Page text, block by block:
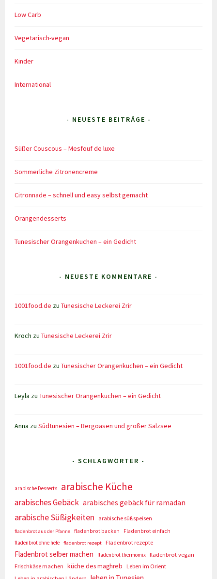
Low Carb
Vegetarisch-vegan
Kinder
International
- NEUESTE BEITRÄGE -
Süßer Couscous – Mesfouf de luxe
Sommerliche Zitronencreme
Citronnade – schnell und easy selbst gemacht
Orangendesserts
Tunesischer Orangenkuchen – ein Gedicht
- NEUESTE KOMMENTARE -
1001food.de zuTunesische Leckerei Zrir
Kroch zuTunesische Leckerei Zrir
1001food.de zuTunesischer Orangenkuchen – ein Gedicht
Leyla zuTunesischer Orangenkuchen – ein Gedicht
Anna zuSüdtunesien – Bergoasen und großer Salzsee
- SCHLAGWÖRTER -
arabische Desserts arabische Küche
arabisches Gebäck arabisches gebäck für ramadan
arabische Süßigkeiten arabische süßspeisen
fladenbrot aus der Pfanne fladenbrot backen
Fladenbrot einfach
fladenbrot ohne hefe
fladenbrot rezept Fladenbrot rezepte
Fladenbrot selber machen fladenbrot thermomix fladenbrot vegan
Frischkäse machen
küche des maghreb
Leben im Orient